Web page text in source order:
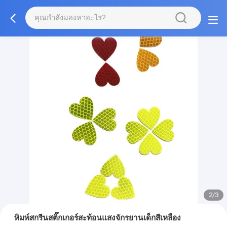
2/3
พิมพ์สกรีนสติ๊กเกอร์สะท้อนแสงจักรยานเด็กสีเหลือง